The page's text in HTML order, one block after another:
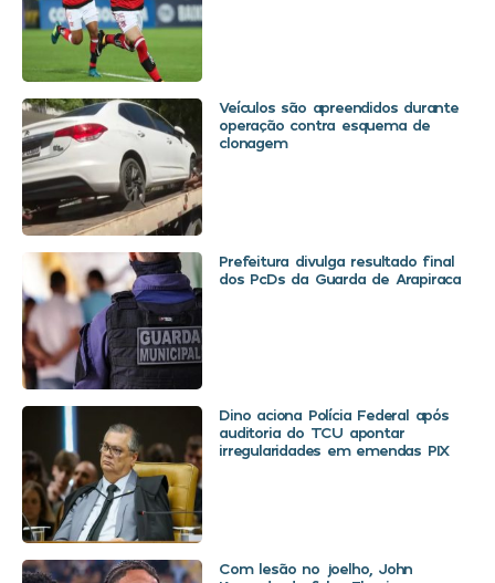
Veículos são apreendidos durante
operação contra esquema de
clonagem
Prefeitura divulga resultado final
dos PcDs da Guarda de Arapiraca
Dino aciona Polícia Federal após
auditoria do TCU apontar
irregularidades em emendas PIX
Com lesão no joelho, John